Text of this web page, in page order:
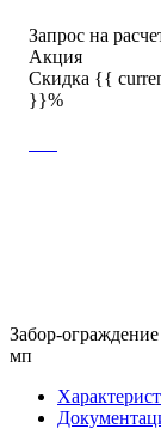
Запрос на
Акция
Скидка {{
}}%
Забор-
мп